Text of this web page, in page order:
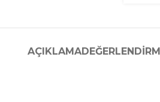
AÇIKLAMA